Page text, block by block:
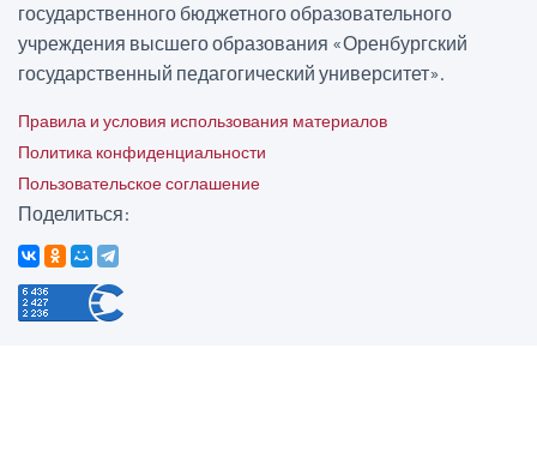
государственного бюджетного образовательного
учреждения высшего образования «Оренбургский
государственный педагогический университет».
Правила и условия использования материалов
Политика конфиденциальности
Пользовательское соглашение
Поделиться: